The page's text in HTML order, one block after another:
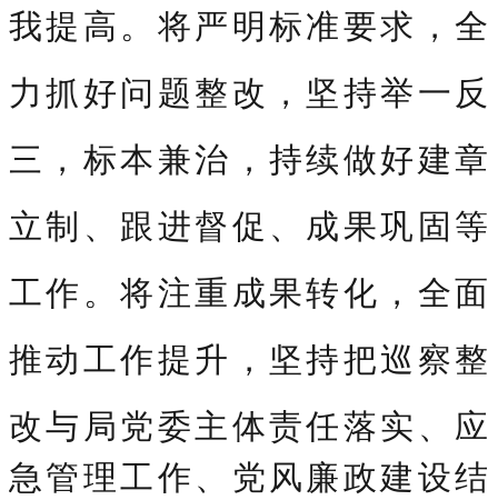
我提高。将严明标准要求，全
力抓好问题整改，坚持举一反
三，标本兼治，持续做好建章
立制、跟进督促、成果巩固等
工作。将注重成果转化，全面
推动工作提升，坚持把巡察整
改与局党委主体责任落实、应
急管理工作、党风廉政建设结